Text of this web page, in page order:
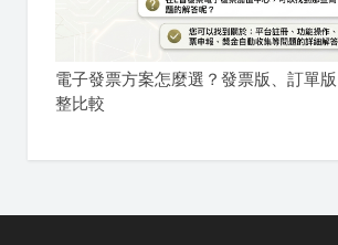
電子發票方案怎麼選？發票版、訂單
整比較